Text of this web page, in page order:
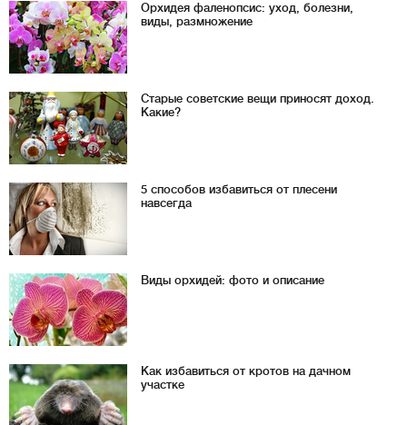
Орхидея фаленопсис: уход, болезни,
виды, размножение
Старые советские вещи приносят доход.
Какие?
5 способов избавиться от плесени
навсегда
Виды орхидей: фото и описание
Как избавиться от кротов на дачном
участке